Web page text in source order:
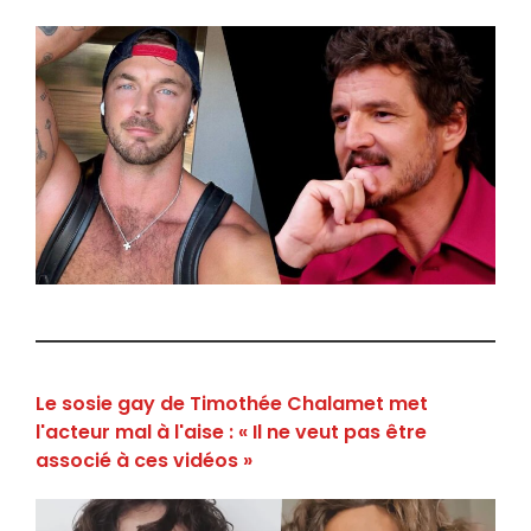
Le sosie gay de Timothée Chalamet met
l'acteur mal à l'aise : « Il ne veut pas être
associé à ces vidéos »